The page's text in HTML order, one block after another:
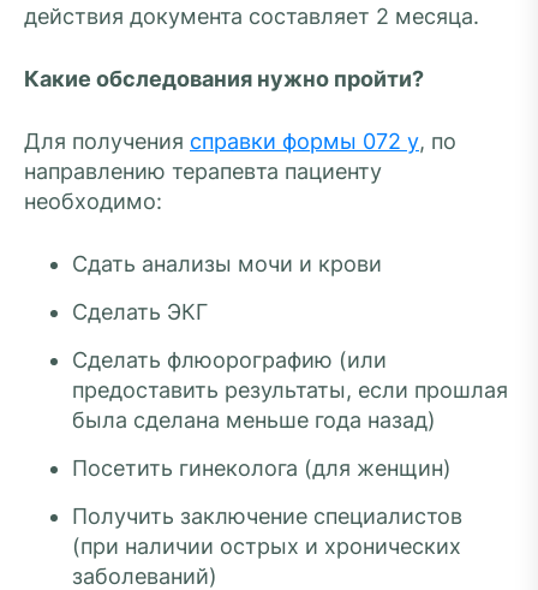
действия документа составляет 2 месяца.
Какие обследования нужно пройти?
Для получения справки формы 072 у, по
направлению терапевта пациенту
необходимо:
Сдать анализы мочи и крови
Сделать ЭКГ
Сделать флюорографию (или
предоставить результаты, если прошлая
была сделана меньше года назад)
Посетить гинеколога (для женщин)
Получить заключение специалистов
(при наличии острых и хронических
заболеваний)